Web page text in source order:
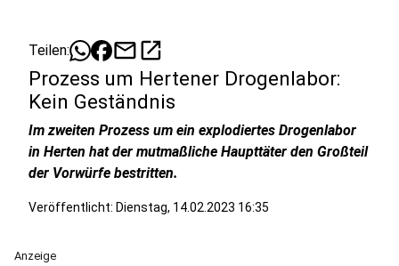
Teilen: mailopen_in_new
Prozess um Hertener Drogenlabor:
Kein Geständnis
Im zweiten Prozess um ein explodiertes Drogenlabor
in Herten hat der mutmaßliche Haupttäter den Großteil
der Vorwürfe bestritten.
Veröffentlicht: Dienstag, 14.02.2023 16:35
Anzeige